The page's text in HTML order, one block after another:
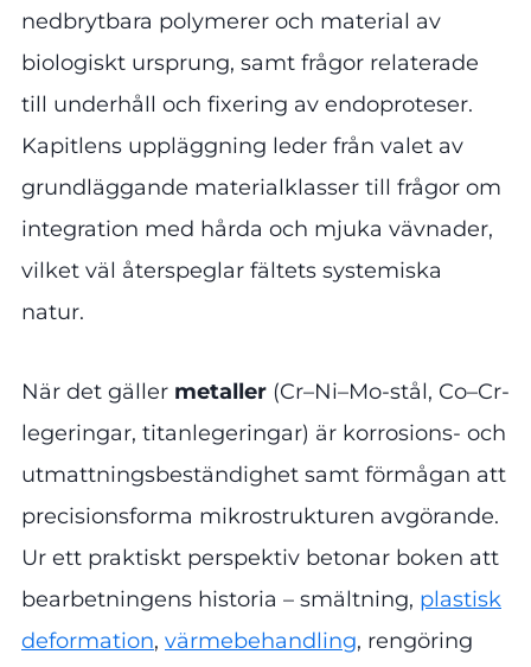
nedbrytbara polymerer och material av
biologiskt ursprung, samt frågor relaterade
till underhåll och fixering av endoproteser.
Kapitlens uppläggning leder från valet av
grundläggande materialklasser till frågor om
integration med hårda och mjuka vävnader,
vilket väl återspeglar fältets systemiska
natur.
När det gäller metaller (Cr–Ni–Mo-stål, Co–Cr-
legeringar, titanlegeringar) är korrosions- och
utmattningsbeständighet samt förmågan att
precisionsforma mikrostrukturen avgörande.
Ur ett praktiskt perspektiv betonar boken att
bearbetningens historia – smältning, plastisk
deformation, värmebehandling, rengöring